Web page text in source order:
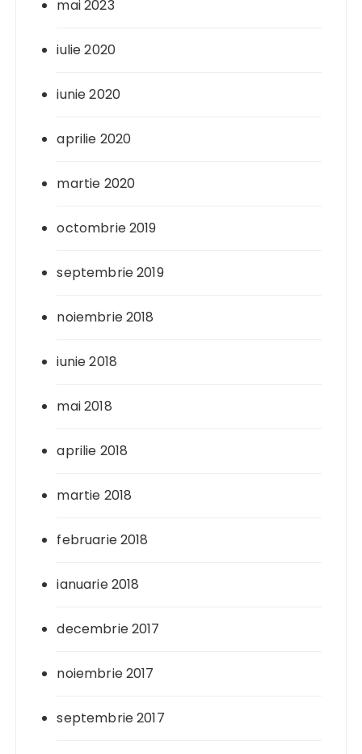
mai 2023
iulie 2020
iunie 2020
aprilie 2020
martie 2020
octombrie 2019
septembrie 2019
noiembrie 2018
iunie 2018
mai 2018
aprilie 2018
martie 2018
februarie 2018
ianuarie 2018
decembrie 2017
noiembrie 2017
septembrie 2017